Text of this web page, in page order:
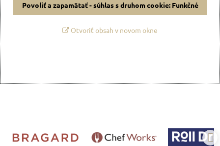
Povoliť a zapamätať - súhlas s druhom cookie: Funkčné
Otvoriť obsah v novom okne